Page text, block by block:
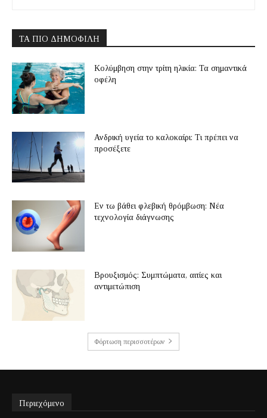
ΤΑ ΠΙΟ ΔΗΜΟΦΙΛΉ
Κολύμβηση στην τρίτη ηλικία: Τα σημαντικά
οφέλη
Ανδρική υγεία το καλοκαίρι: Τι πρέπει να
προσέξετε
Εν τω βάθει φλεβική θρόμβωση: Νέα
τεχνολογία διάγνωσης
Βρουξισμός: Συμπτώματα, αιτίες και
αντιμετώπιση
Φόρτωση περισσοτέρων
Περιεχόμενο